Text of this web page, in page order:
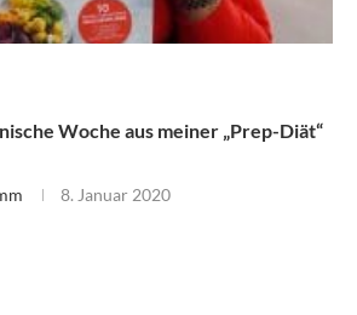
Woche aus meiner „Prep-Diät“
8. Januar 2020